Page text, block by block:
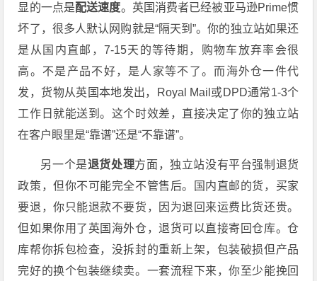
显的一点是配送速度。英国消费者已经被亚马逊Prime惯
坏了，很多人默认网购就是“隔天到”。你的独立站如果还
是从国内直邮，7-15天的等待期，购物车放弃率会很
高。不是产品不好，是人家等不了。而海外仓一件代
发，货物从英国本地发出，Royal Mail或DPD通常1-3个
工作日就能送到。这个时效差，直接决定了你的独立站
在客户眼里是“靠谱”还是“不靠谱”。
另一个是退货处理方面 ，独立站没有平台强制退货
政策，但你不可能完全不管售后。国内直邮的货，买家
要退，你只能退款不要货，因为退回来运费比货还贵。
但如果你用了英国海外仓，退货可以直接寄回仓库。仓
库帮你拆包检查，没拆封的重新上架，包装破损但产品
完好的换个包装继续卖。一套流程下来，你至少能挽回